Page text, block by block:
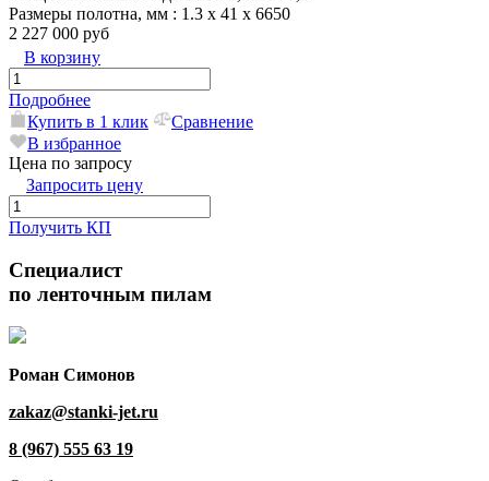
Размеры полотна, мм : 1.3 x 41 x 6650
2 227 000 руб
В корзину
Подробнее
Купить в 1 клик
Сравнение
В избранное
Цена по запросу
Запросить цену
Получить КП
Специалист
по ленточным пилам
Роман Симонов
zakaz@stanki-jet.ru
8 (967) 555 63 19